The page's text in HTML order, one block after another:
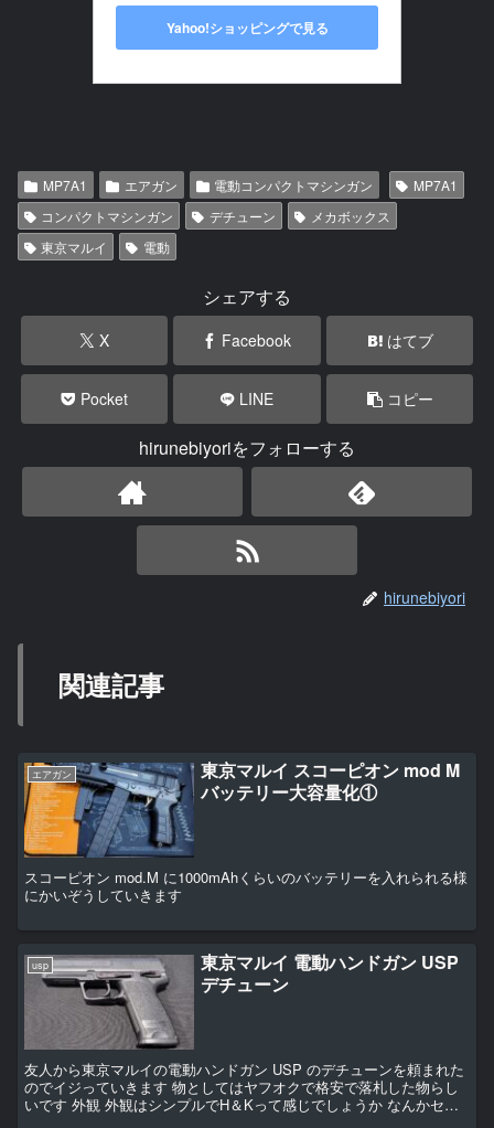
Yahoo!ショッピングで見る
MP7A1 エアガン 電動コンパクトマシンガン
MP7A1
コンパクトマシンガン
デチューン
メカボックス
東京マルイ
電動
シェアする
X Facebook はてブ
Pocket LINE コピー
hirunebiyoriをフォローする
hirunebiyori
関連記事
エアガン
東京マルイ スコーピオン mod M
バッテリー大容量化①
スコーピオン mod.M に1000mAhくらいのバッテリーを入れられる様
にかいぞうしていきます
usp
東京マルイ 電動ハンドガン USP
デチューン
友人から東京マルイの電動ハンドガン USP のデチューンを頼まれた
のでイジっていきます 物としてはヤフオクで格安で落札した物らし
いです 外観 外観はシンプルでH＆Kって感じでしょうか なんかセレ